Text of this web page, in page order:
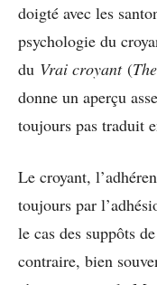
doigté avec les
psychologie du
du Vrai croyant(
donne un aperçu
toujours pas traduit
Le croyant,
toujours par
le cas des suppôts
contraire, bien